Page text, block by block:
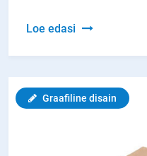
Loe edasi
Šokolaadi
Graafiline disain